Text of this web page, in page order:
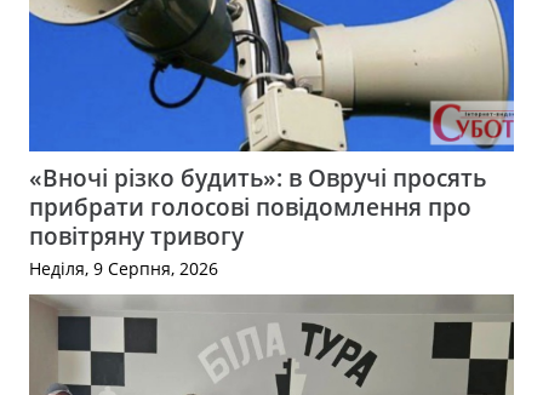
«Вночі різко будить»: в Овручі просять
прибрати голосові повідомлення про
повітряну тривогу
Неділя, 9 Серпня, 2026